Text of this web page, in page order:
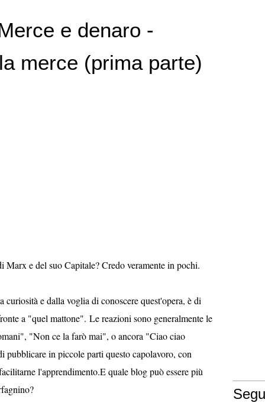
e denaro -
merce (prima parte)
Marx e del suo Capitale? Credo veramente in pochi.
e dalla voglia di conoscere quest'opera, è di
a "quel mattone". Le reazioni sono generalmente le
"Non ce la farò mai", o ancora "Ciao ciao
pubblicare in piccole parti questo capolavoro, con
l'apprendimento.E quale blog può essere più
Proletario Garfagnino?